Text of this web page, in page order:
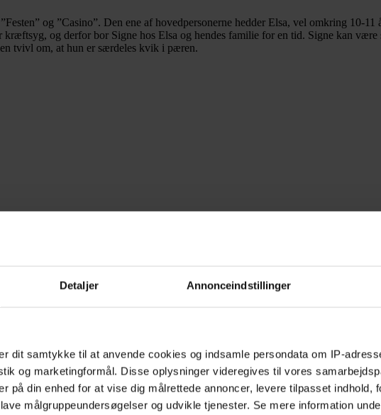
Detaljer Annonceindstillinger
dit samtykke til at anvende cookies og indsamle persondata om IP-
og marketingformål. Disse oplysninger videregives til vores
på din enhed for at vise dig målrettede annoncer, levere tilpasset indhold,
målgruppeundersøgelser og udvikle tjenester. Se mere information
og ”Casino”. Den ene af hovedpersonerne hedder Elsa, vel omkring 10-
og derfor bor Signe hos Elsa og hendes familie for en tid. Signe kan
tvivl om, at hun er særdeles kvik i pæren.
en af gæsterne påkørt og dræbt på vej hjem, men Signe tror ikke, det er en
men Signe holder snuden i sporet. Det er en rigtig fin lille krimi for
der nu bor i London sammen med sin far og dennes nye familie. Signes mor
au pair, storbyliv og skolegang. En aften går hele familien på restaurant, men da
Ingen af de voksne forstår noget som helst, men det varer ikke længe, før
har fundet ud af det hele, og hvem synderen er, drejer han historien i en
vil det være synd at afsløre noget som helst.
af spænding og gode episoder på de to gange 96 sider. Den lettere autistiske